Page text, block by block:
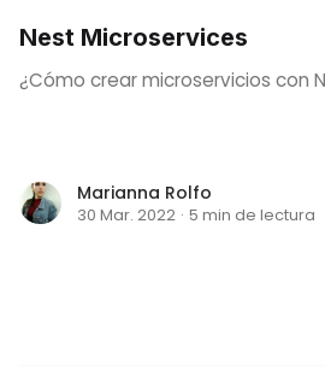
Nest Microservices
¿Cómo crear microservicios con
Marianna Rolfo
30 Mar. 2022 · 5 min de lectura